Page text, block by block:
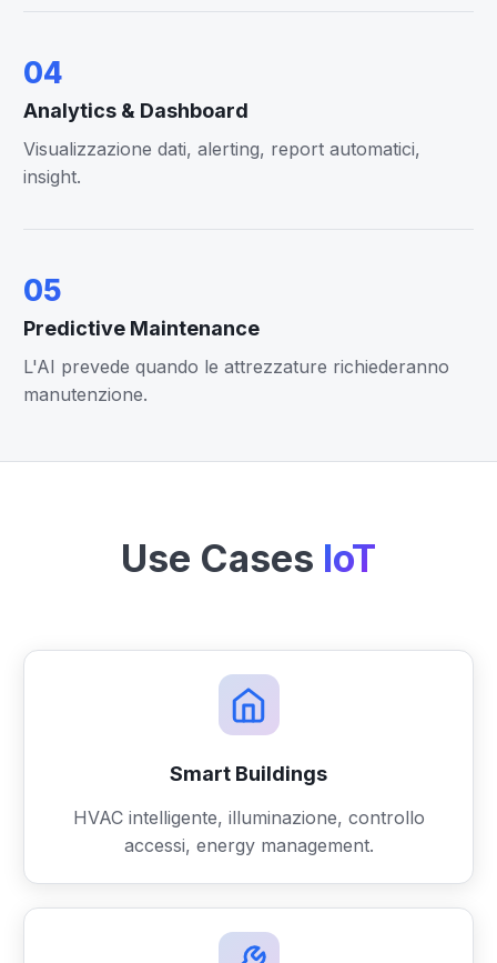
04
Analytics & Dashboard
Visualizzazione dati, alerting, report automatici,
insight.
05
Predictive Maintenance
L'AI prevede quando le attrezzature richiederanno
manutenzione.
Use Cases IoT
Smart Buildings
HVAC intelligente, illuminazione, controllo
accessi, energy management.